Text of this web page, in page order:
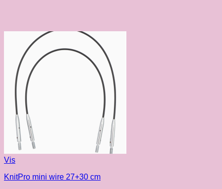
Vis
KnitPro mini wire 27+30 cm